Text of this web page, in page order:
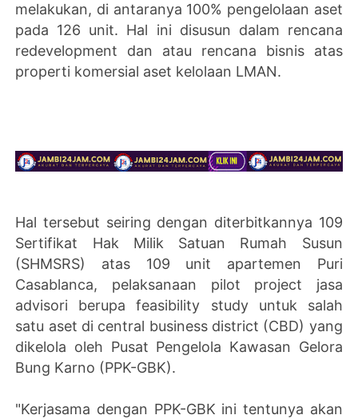
melakukan, di antaranya 100% pengelolaan aset
pada 126 unit. Hal ini disusun dalam rencana
redevelopment dan atau rencana bisnis atas
properti komersial aset kelolaan LMAN.
Hal tersebut seiring dengan diterbitkannya 109
Sertifikat Hak Milik Satuan Rumah Susun
(SHMSRS) atas 109 unit apartemen Puri
Casablanca, pelaksanaan pilot project jasa
advisori berupa feasibility study untuk salah
satu aset di central business district (CBD) yang
dikelola oleh Pusat Pengelola Kawasan Gelora
Bung Karno (PPK-GBK).
"Kerjasama dengan PPK-GBK ini tentunya akan